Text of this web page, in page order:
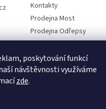
poskytování funkcí
návštěvnosti využíváme
zde.
Kontakty
Prodejna Most
Prodejna Odřepsy
O společnosti
Blog